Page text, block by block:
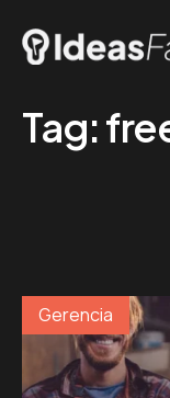
Tag:
Gerencia